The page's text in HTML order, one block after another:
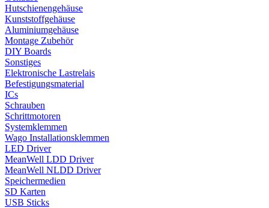
Hutschienengehäuse
Kunststoffgehäuse
Aluminiumgehäuse
Montage Zubehör
DIY Boards
Sonstiges
Elektronische Lastrelais
Befestigungsmaterial
ICs
Schrauben
Schrittmotoren
Systemklemmen
Wago Installationsklemmen
LED Driver
MeanWell LDD Driver
MeanWell NLDD Driver
Speichermedien
SD Karten
USB Sticks